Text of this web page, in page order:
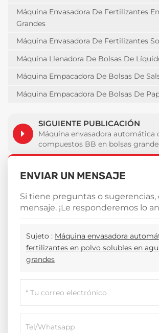
Máquina Envasadora De Fertilizantes
Grandes
Máquina Envasadora De Fertilizantes
Máquina Llenadora De Bolsas De
Máquina Empacadora De Bolsas De
Máquina Empacadora De Bolsas De
SIGUIENTE PUBLICACIÓN
Máquina envasadora automática
compuestos BB en bolsas
ENVIAR UN MENSAJE
Si tiene preguntas o sugerencias,
mensaje. ¡Le responderemos lo
Sujeto : Máquina envasadora
fertilizantes en polvo solubles en
grandes